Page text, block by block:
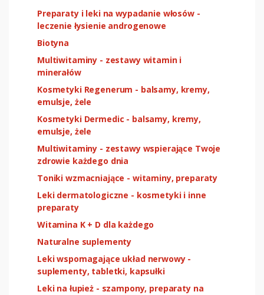
Preparaty i leki na wypadanie włosów -
leczenie łysienie androgenowe
Biotyna
Multiwitaminy - zestawy witamin i
minerałów
Kosmetyki Regenerum - balsamy, kremy,
emulsje, żele
Kosmetyki Dermedic - balsamy, kremy,
emulsje, żele
Multiwitaminy - zestawy wspierające Twoje
zdrowie każdego dnia
Toniki wzmacniające - witaminy, preparaty
Leki dermatologiczne - kosmetyki i inne
preparaty
Witamina K + D dla każdego
Naturalne suplementy
Leki wspomagające układ nerwowy -
suplementy, tabletki, kapsułki
Leki na łupież - szampony, preparaty na